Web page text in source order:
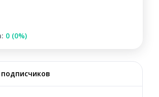
0 (0%)